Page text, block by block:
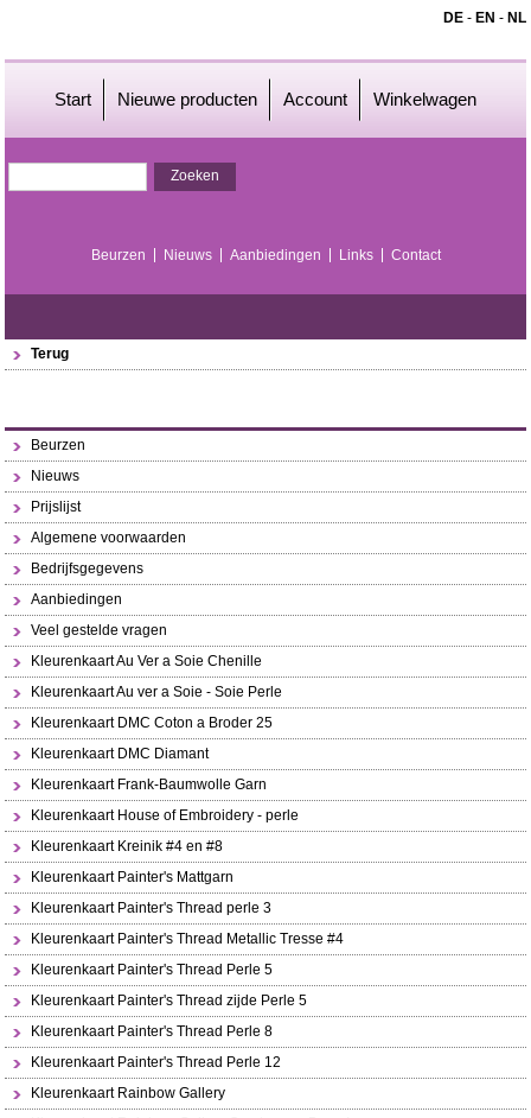
DE- EN - NL
Start Nieuwe producten Account Winkelwagen
Beurzen Nieuws Aanbiedingen Links Contact
Terug
Beurzen
Nieuws
Prijslijst
Algemene voorwaarden
Bedrijfsgegevens
Aanbiedingen
Veel gestelde vragen
Kleurenkaart Au Ver a Soie Chenille
Kleurenkaart Au ver a Soie - Soie Perle
Kleurenkaart DMC Coton a Broder 25
Kleurenkaart DMC Diamant
Kleurenkaart Frank-Baumwolle Garn
Kleurenkaart House of Embroidery - perle
Kleurenkaart Kreinik #4 en #8
Kleurenkaart Painter's Mattgarn
Kleurenkaart Painter's Thread perle 3
Kleurenkaart Painter's Thread Metallic Tresse #4
Kleurenkaart Painter's Thread Perle 5
Kleurenkaart Painter's Thread zijde Perle 5
Kleurenkaart Painter's Thread Perle 8
Kleurenkaart Painter's Thread Perle 12
Kleurenkaart Rainbow Gallery